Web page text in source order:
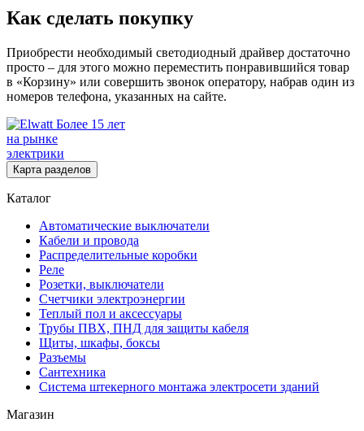
Как сделать покупку
Приобрести необходимый светодиодный драйвер достаточно
просто – для этого можно переместить понравившийся товар
в «Корзину» или совершить звонок оператору, набрав один из
номеров телефона, указанных на сайте.
Более 15 лет
на рынке
электрики
Карта разделов
Каталог
Автоматические выключатели
Кабели и провода
Распределительные коробки
Реле
Розетки, выключатели
Счетчики электроэнергии
Теплый пол и аксессуары
Трубы ПВХ, ПНД для защиты кабеля
Щиты, шкафы, боксы
Разъемы
Сантехника
Система штекерного монтажа электросети зданий
Магазин